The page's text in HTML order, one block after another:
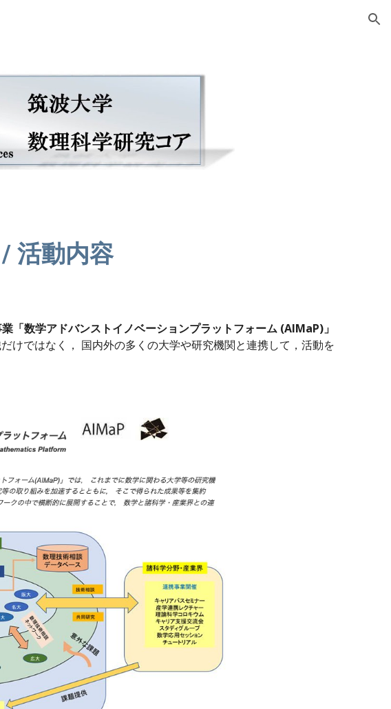
活動内容
「数学アドバンストイノベーションプラットフォーム (AIMaP)」
けではなく， 国内外の多くの大学や研究機関と連携して，活動を